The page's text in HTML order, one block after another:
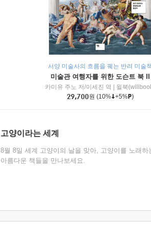
서양 미술사의 흐름을 꿰는 반려 미술
미술관 여행자를 위한 도슨트 북 II
카미유 주노 저/이세진 역
윌북
29,700원 (10% +5% )
고양이라는 세계
8월 8일 세계 고양이의 날을 맞아, 고양이를 노래하
아름다운 책들을 만나보세요.